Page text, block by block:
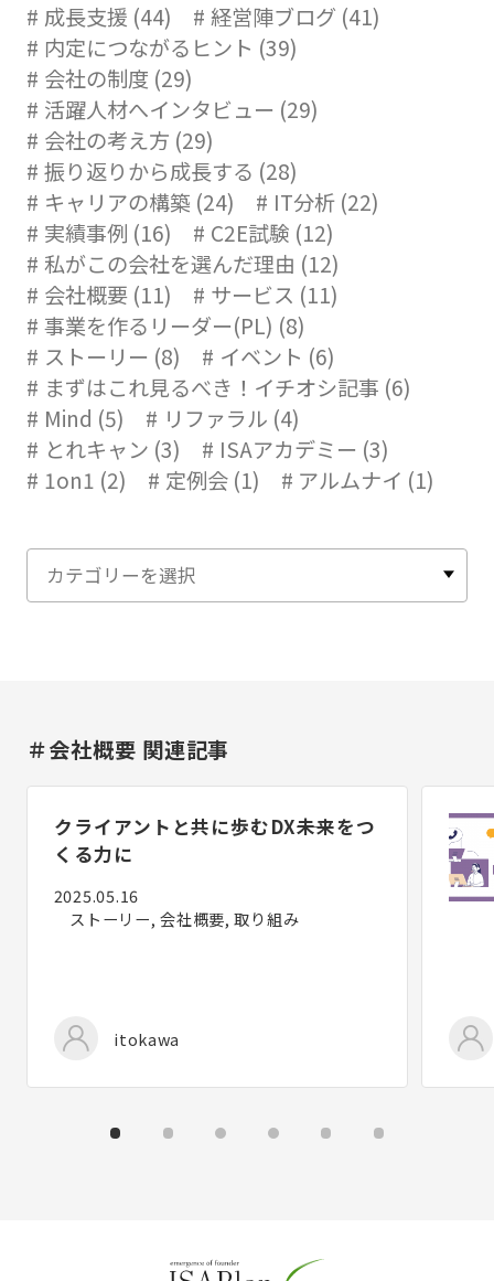
成長支援 (44)
経営陣ブログ (41)
内定につながるヒント (39)
会社の制度 (29)
活躍人材へインタビュー (29)
会社の考え方 (29)
振り返りから成長する (28)
キャリアの構築 (24)
IT分析 (22)
実績事例 (16)
C2E試験 (12)
私がこの会社を選んだ理由 (12)
会社概要 (11)
サービス (11)
事業を作るリーダー(PL) (8)
ストーリー (8)
イベント (6)
まずはこれ見るべき！イチオシ記事 (6)
Mind (5)
リファラル (4)
とれキャン (3)
ISAアカデミー (3)
1on1 (2)
定例会 (1) アルムナイ (1)
＃会社概要 関連記事
クライアントと共に歩むDX――未来をつ
くる力に
2025.05.16
ストーリー, 会社概要, 取り組み
itokawa